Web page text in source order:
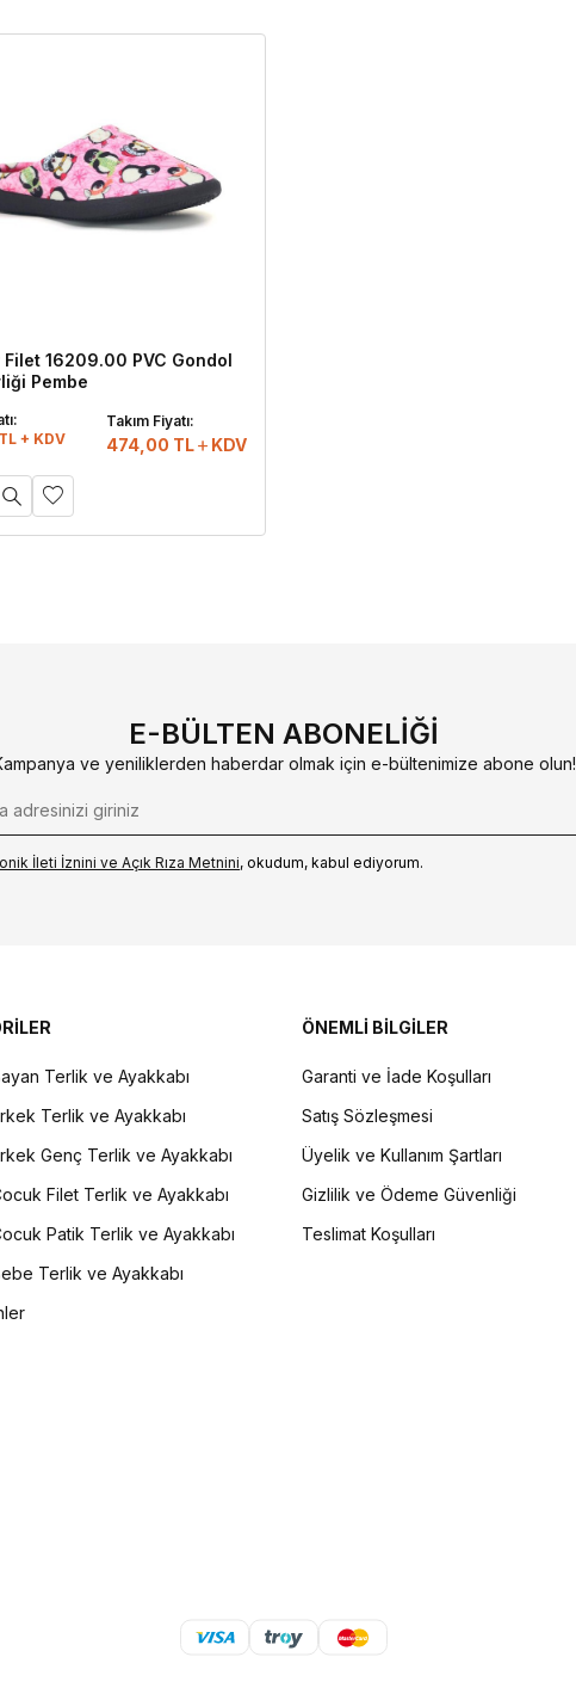
Filet 16209.00 PVC Gondol
Pembe
+ KDV
Takım Fiyatı:
474,00 TL KDV
E-BÜLTEN ABONELIĞI
ve yeniliklerden haberdar olmak için e-bültenimize abone olun!
İleti İzni‌ni ve Açık Rıza Metni‌ni, okudum, kabul ediyorum.
Terlik ve Ayakkabı
Terlik ve Ayakkabı
Genç Terlik ve Ayakkabı
Filet Terlik ve Ayakkabı
Patik Terlik ve Ayakkabı
Terlik ve Ayakkabı
ÖNEMLİ BİLGİLER
Garanti ve İade Koşulları
Satış Sözleşmesi
Üyelik ve Kullanım Şartları
Gizlilik ve Ödeme Güvenliği
Teslimat Koşulları